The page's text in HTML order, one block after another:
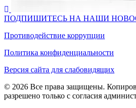
ПОДПИШИТЕСЬ НА НАШИ
Противодействие коррупции
Политика конфиденциальности
Версия сайта для слабовидящих
© 2026 Все права защищены.
разрешено только с согласия